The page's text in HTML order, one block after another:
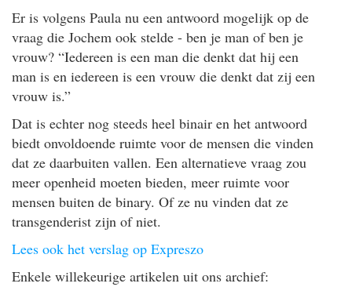
Er is volgens Paula nu een antwoord mogelijk op de
vraag die Jochem ook stelde - ben je man of ben je
vrouw? “Iedereen is een man die denkt dat hij een
man is en iedereen is een vrouw die denkt dat zij een
vrouw is.”
Dat is echter nog steeds heel binair en het antwoord
biedt onvoldoende ruimte voor de mensen die vinden
dat ze daarbuiten vallen. Een alternatieve vraag zou
meer openheid moeten bieden, meer ruimte voor
mensen buiten de binary. Of ze nu vinden dat ze
transgenderist zijn of niet.
Lees ook het verslag op Expreszo
Enkele willekeurige artikelen uit ons archief: